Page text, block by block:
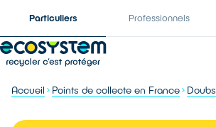
Particuliers Professionnels
Accueil Points de collecte en France Doubs